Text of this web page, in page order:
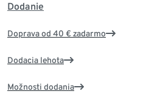
Dodanie
Doprava od 40 € zadarmo
Dodacia lehota
Možnosti dodania